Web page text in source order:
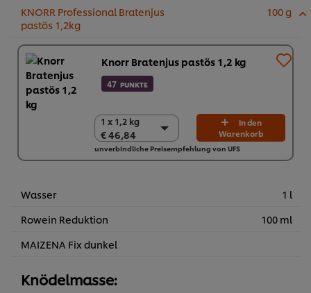
KNORR Professional Bratenjus
pastös 1,2kg
100 g
Knorr Bratenjus pastös 1,2 kg
47 PUNKTE
1 x 1,2 kg
€ 46,84
1 x 1,2 kg
€ 46,84
6 x 1,2 kg
In den
Warenkorb
unverbindliche Preisempfehlung von UFS
Wasser
1 l
Rowein Reduktion
100 ml
MAIZENA Fix dunkel
Knödelmasse: